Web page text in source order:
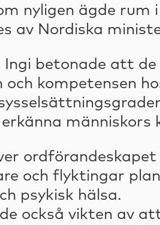
nyligen ägde
av Nordiska
Ingi betonade att
och kompetensen
människors
och flyktingar
psykisk hälsa.
också vikten av